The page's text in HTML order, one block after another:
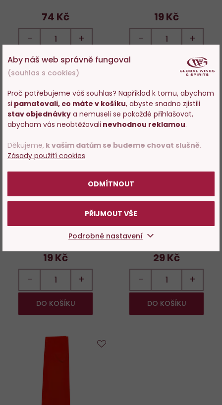
74 Kč
− +
DO KOŠÍKU
19 Kč
− +
Taška papírová Longer pro 1-
Skladem > 200 ks
19 Kč
− +
DO KOŠÍKU
Do
oblíbených
Taška papírová Glass Bianco
Lux Lamino pro 1 láhev bílá
Skladem > 200 ks
29 Kč
− +
DO KOŠÍKU
Aby náš web správně fungoval
(souhlas s cookies)
Proč potřebujeme váš souhlas? Například k tomu, abychom
si pamatovali, co máte v košíku, abyste snadno zjistili
stav objednávky a nemuseli se pokaždé přihlašovat,
abychom vás neobtěžovali nevhodnou reklamou.
Děkujeme, k vašim datům se budeme chovat slušně.
Zásady použití cookies
ODMÍTNOUT
PŘIJMOUT VŠE
Podrobné nastavení
Vstupujete na stránky
s prodejem alkoholu. Prosím